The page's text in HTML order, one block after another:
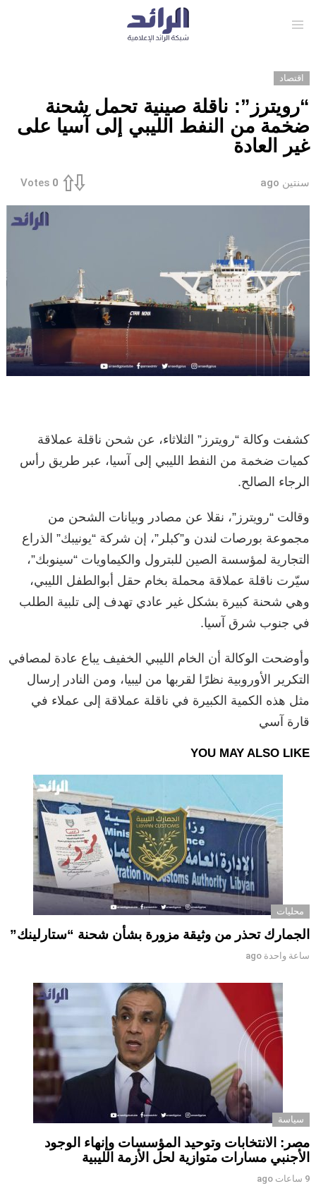
اقتصاد
“رويترز”: ناقلة صينية تحمل شحنة
ضخمة من النفط الليبي إلى آسيا على
غير العادة
سنتين ago 0
Votes
كشفت وكالة “رويترز” الثلاثاء، عن شحن ناقلة عملاقة
كميات ضخمة من النفط الليبي إلى آسيا، عبر طريق رأس
الرجاء الصالح.
وقالت “رويترز”، نقلا عن مصادر وبيانات الشحن من
مجموعة بورصات لندن و”كبلر”، إن شركة “يونيبك” الذراع
التجارية لمؤسسة الصين للبترول والكيماويات “سينوبك”،
سيّرت ناقلة عملاقة محملة بخام حقل أبوالطفل الليبي،
وهي شحنة كبيرة بشكل غير عادي تهدف إلى تلبية الطلب
في جنوب شرق آسيا.
وأوضحت الوكالة أن الخام الليبي الخفيف يباع عادة لمصافي
التكرير الأوروبية نظرًا لقربها من ليبيا، ومن النادر إرسال
مثل هذه الكمية الكبيرة في ناقلة عملاقة إلى عملاء في
قارة آسي
YOU MAY ALSO LIKE
محليات
الجمارك تحذر من وثيقة مزورة بشأن شحنة “ستارلينك”
ساعة واحدة ago
سياسة
مصر: الانتخابات وتوحيد المؤسسات وإنهاء الوجود
الأجنبي مسارات متوازية لحل الأزمة الليبية
9 ساعات ago